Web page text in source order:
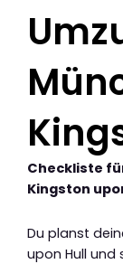
Checkliste
Kingston
Du planst
upon Hull und